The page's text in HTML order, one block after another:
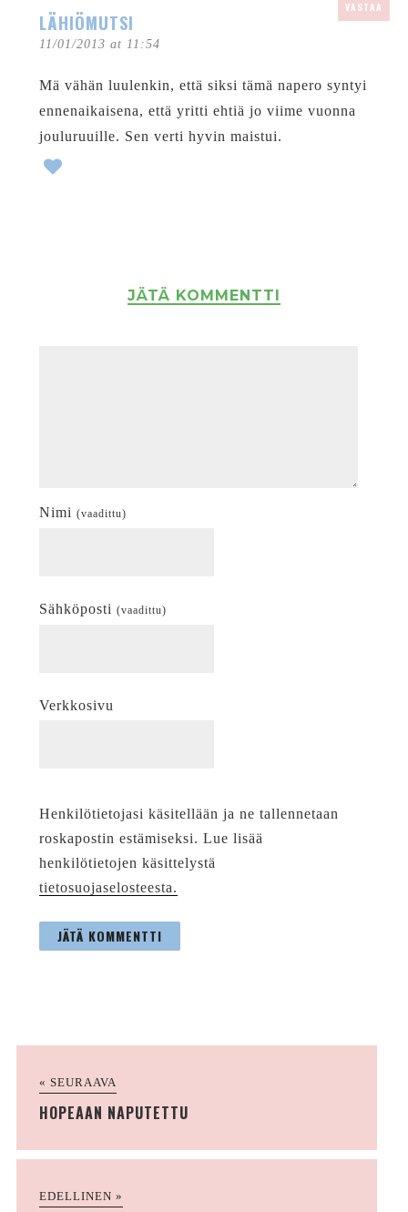
LÄHIÖMUTSI
11/01/2013 at 11:54
VASTAA
Mä vähän luulenkin, että siksi tämä napero syntyi
ennenaikaisena, että yritti ehtiä jo viime vuonna
jouluruuille. Sen verti hyvin maistui.
JÄTÄ KOMMENTTI
Nimi (vaadittu)
Sähköposti (vaadittu)
Verkkosivu
Henkilötietojasi käsitellään ja ne tallennetaan
roskapostin estämiseksi. Lue lisää
henkilötietojen käsittelystä
tietosuojaselosteesta.
« SEURAAVA
HOPEAAN NAPUTETTU
EDELLINEN »